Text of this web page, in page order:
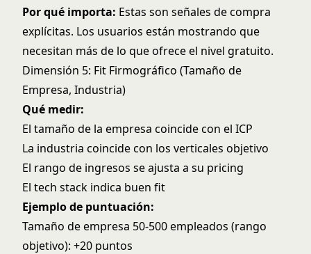
Por qué importa: Estas son señales de compra
explícitas. Los usuarios están mostrando que
necesitan más de lo que ofrece el nivel gratuito.
Dimensión 5: Fit Firmográfico (Tamaño de
Empresa, Industria)
Qué medir:
El tamaño de la empresa coincide con el ICP
La industria coincide con los verticales objetivo
El rango de ingresos se ajusta a su pricing
El tech stack indica buen fit
Ejemplo de puntuación:
Tamaño de empresa 50-500 empleados (rango
objetivo): +20 puntos